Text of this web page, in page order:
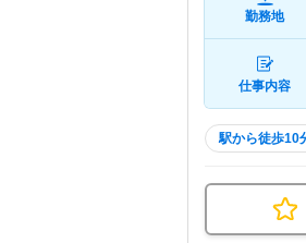
勤務地
仕事内容
駅から徒歩10